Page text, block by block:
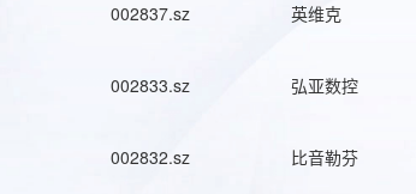
002837.sz 英维克
002833.sz 弘亚数控
002832.sz 比音勒芬